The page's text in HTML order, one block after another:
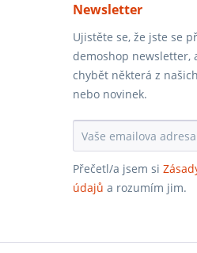
Newsletter
Ujistěte se, že jste se
demoshop newsletter,
chybět některá z
nebo novinek.
Přečetl/a jsem si
údajů a rozumím jim.